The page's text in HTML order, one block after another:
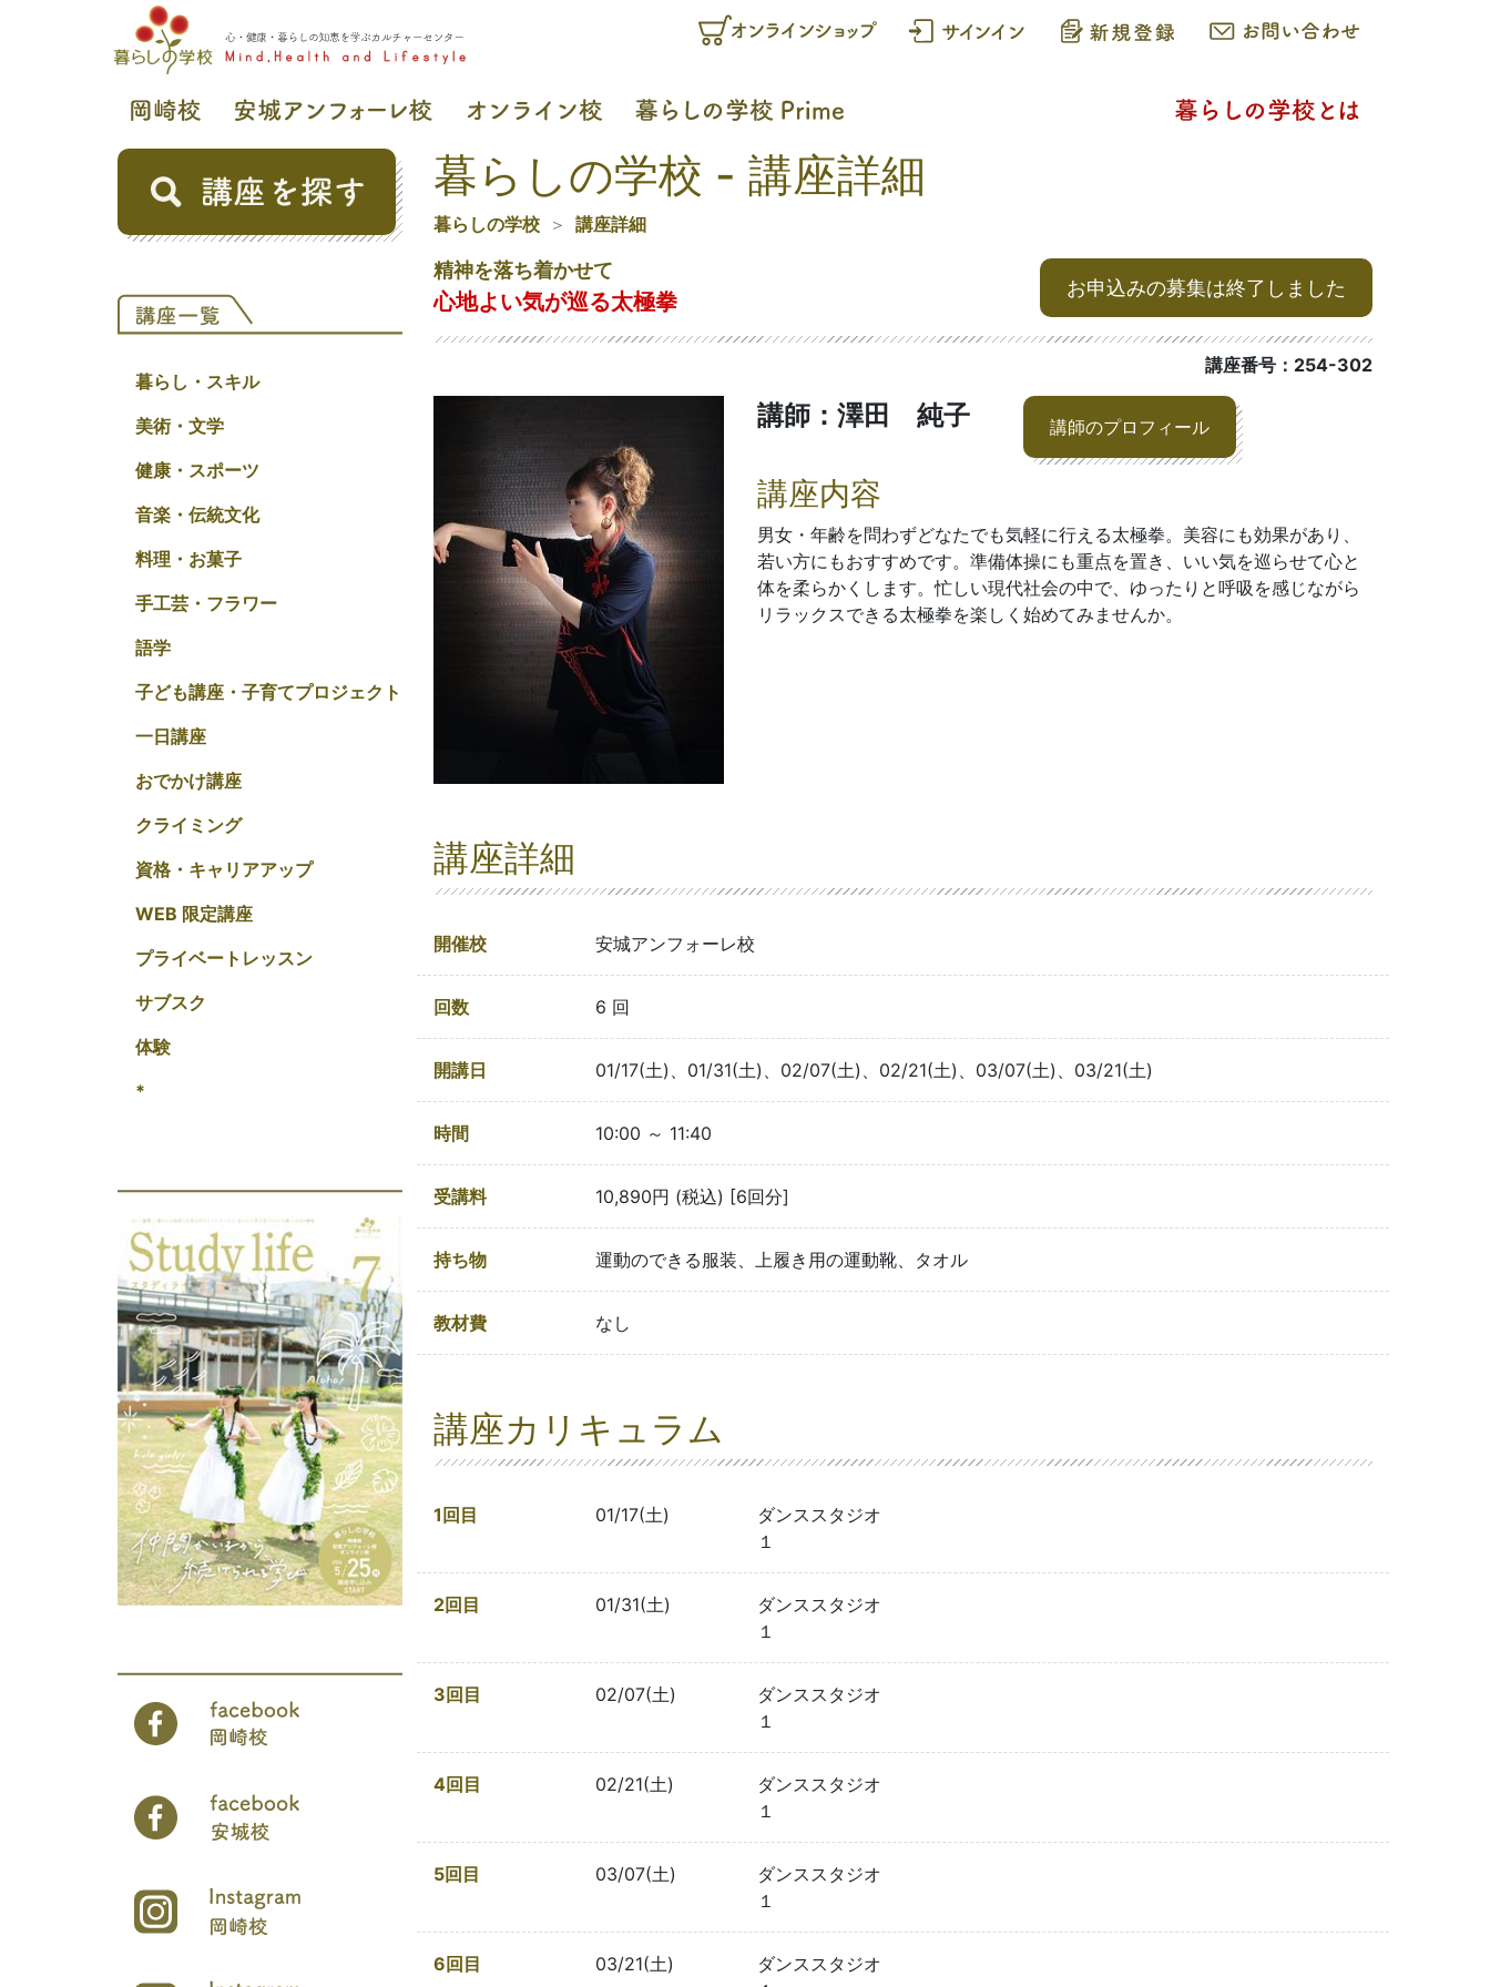
暮らし・スキル
美術・文学
健康・スポーツ
音楽・伝統文化
料理・お菓子
手工芸・フラワー
語学
子ども講座・子育てプロジェクト
一日講座
おでかけ講座
クライミング
資格・キャリアアップ
WEB 限定講座
プライベートレッスン
サブスク
体験
*
暮らしの学校 - 講座詳細
暮らしの学校 講座詳細
精神を落ち着かせて
心地よい気が巡る太極拳
お申込みの募集は終了しました
講座番号：254-302
講師：澤田 純子 講師のプロフィール
講座内容
男女・年齢を問わずどなたでも気軽に行える太極拳。美容にも効果があり、
若い方にもおすすめです。準備体操にも重点を置き、いい気を巡らせて心と
体を柔らかくします。忙しい現代社会の中で、ゆったりと呼吸を感じながら
リラックスできる太極拳を楽しく始めてみませんか。
講座詳細
開催校 安城アンフォーレ校
回数 6 回
開講日 01/17(土)、01/31(土)、02/07(土)、02/21(土)、03/07(土)、03/21(土)
時間 10:00 ～ 11:40
受講料 10,890円 (税込) [6回分]
持ち物 運動のできる服装、上履き用の運動靴、タオル
教材費 なし
講座カリキュラム
1回目 01/17(土)
ダンススタジオ
１
2回目 01/31(土)
ダンススタジオ
１
3回目 02/07(土)
ダンススタジオ
１
4回目 02/21(土)
ダンススタジオ
１
5回目 03/07(土)
ダンススタジオ
１
6回目 03/21(土)
ダンススタジオ